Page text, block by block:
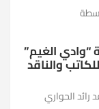
“وادي الغيم”
والناقد
رائد الحواري